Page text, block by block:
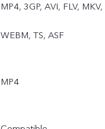
MP4, 3GP, AVI, FLV, MKV,
WEBM, TS, ASF
MP4